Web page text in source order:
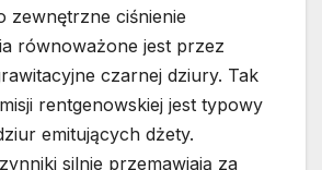
zewnętrzne ciśnienie
równoważone jest przez
czarnej dziury. Tak
rentgenowskiej jest typowy
emitujących dżety.
silnie przemawiają za